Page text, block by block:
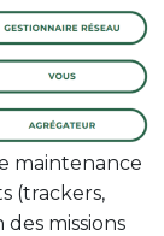
maintenance
(trackers,
missions